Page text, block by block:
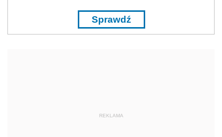
Sprawdź
REKLAMA